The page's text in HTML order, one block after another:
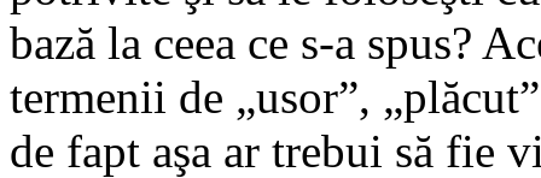
bază la ceea ce s-a spus?
termenii de „usor”,
de fapt aşa ar trebui să fie